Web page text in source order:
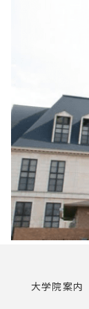
大学院案内